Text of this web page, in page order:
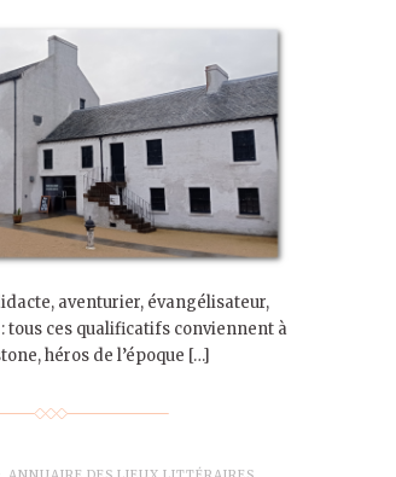
aventurier, évangélisateur,
tous ces qualificatifs conviennent à
héros de l’époque […]